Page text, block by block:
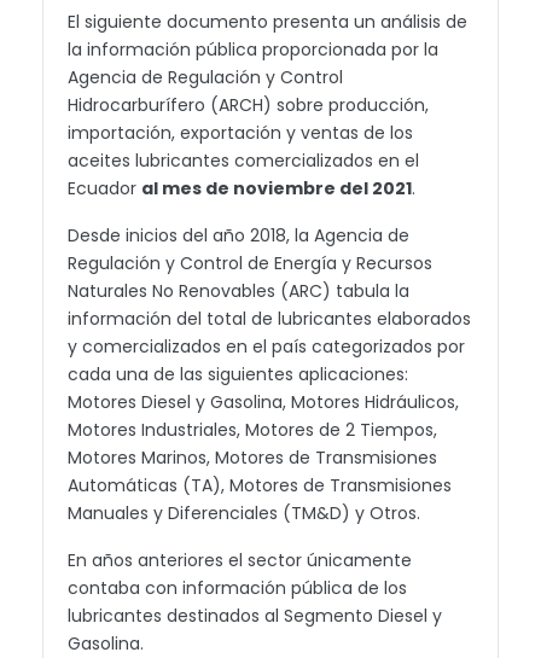
El siguiente documento presenta un análisis de
la información pública proporcionada por la
Agencia de Regulación y Control
Hidrocarburífero (ARCH) sobre producción,
importación, exportación y ventas de los
aceites lubricantes comercializados en el
Ecuador al mes de noviembre del 2021.
Desde inicios del año 2018, la Agencia de
Regulación y Control de Energía y Recursos
Naturales No Renovables (ARC) tabula la
información del total de lubricantes elaborados
y comercializados en el país categorizados por
cada una de las siguientes aplicaciones:
Motores Diesel y Gasolina, Motores Hidráulicos,
Motores Industriales, Motores de 2 Tiempos,
Motores Marinos, Motores de Transmisiones
Automáticas (TA), Motores de Transmisiones
Manuales y Diferenciales (TM&D) y Otros.
En años anteriores el sector únicamente
contaba con información pública de los
lubricantes destinados al Segmento Diesel y
Gasolina.